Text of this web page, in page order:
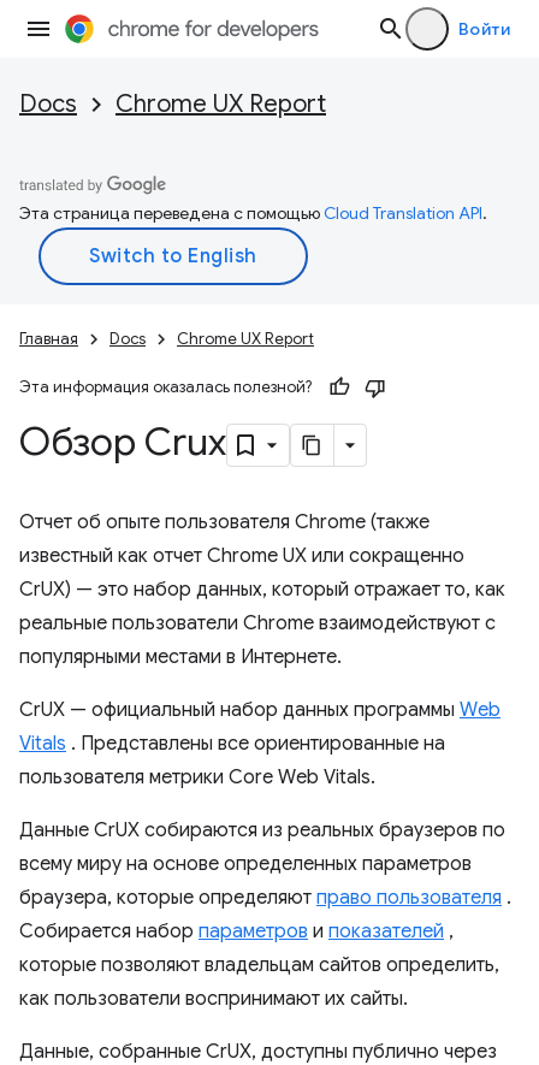
Войти
Docs Chrome UX Report
Эта страница переведена с помощьюCloud Translation API.
Главная Docs Chrome UX Report
Эта информация оказалась полезной?
Обзор Crux
Отчет об опыте пользователя Chrome (также
известный как отчет Chrome UX или сокращенно
CrUX) — это набор данных, который отражает то, как
реальные пользователи Chrome взаимодействуют с
популярными местами в Интернете.
CrUX — официальный набор данных программы Web
Vitals . Представлены все ориентированные на
пользователя метрики Core Web Vitals.
Данные CrUX собираются из реальных браузеров по
всему миру на основе определенных параметров
браузера, которые определяют право пользователя .
Собирается набор параметров и показателей ,
которые позволяют владельцам сайтов определить,
как пользователи воспринимают их сайты.
Данные, собранные CrUX, доступны публично через